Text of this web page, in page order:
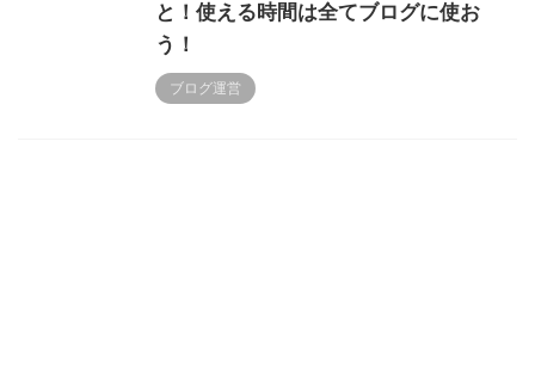
と！使える時間は全てブログに使お
う！
ブログ運営